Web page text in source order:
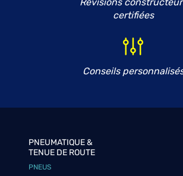
certifiées
Conseils
PNEUMATIQUE &
TENUE DE ROUTE
PNEUS